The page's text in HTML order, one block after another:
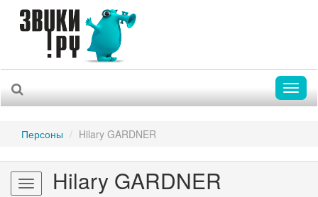
Персоны Hilary GARDNER
Toggle Hilary GARDNER